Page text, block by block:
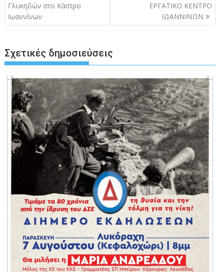
Γλυκηδών στο Κάστρο
Ιωαννίνων
ΕΡΓΑΤΙΚΟ ΚΕΝΤΡΟ
ΙΩΑΝΝΙΝΩΝ
Σχετικές δημοσιεύσεις